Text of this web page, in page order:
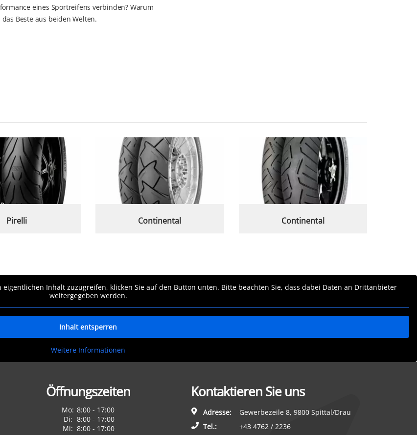
eines Sportreifens verbinden? Warum
Beste aus beiden Welten.
Pirelli Continental Continental
eigentlichen Inhalt zuzugreifen, klicken Sie auf den Button unten. Bitte beachten Sie, dass dabei Daten an Drittanbieter
weitergegeben werden.
Inhalt entsperren
Weitere Informationen
Öffnungszeiten
Mo: 8:00 - 17:00
Di: 8:00 - 17:00
Mi: 8:00 - 17:00
Kontaktieren Sie uns
Adresse:
Gewerbezeile 8, 9800 Spittal/Drau
Tel.:
+43 4762 / 2236